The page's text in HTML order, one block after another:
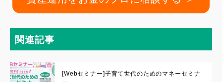
関連記事
[Webセミナー]子育て世代のためのマネーセミナ